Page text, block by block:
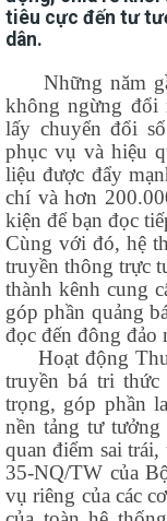
tiêu cực đến tư
dân.
Những năm
không ngừng đổi
lấy chuyển đổi
phục vụ và hiệu
liệu được đẩy
chí và hơn
kiện để bạn đọc
Cùng với đó, hệ
truyền thông trực
thành kênh cung
góp phần quảng
đọc đến đông đảo
Hoạt động
truyền bá tri
trọng, góp phần
nền tảng tư tưởng
quan điểm sai
35-NQ/TW của
vụ riêng của các